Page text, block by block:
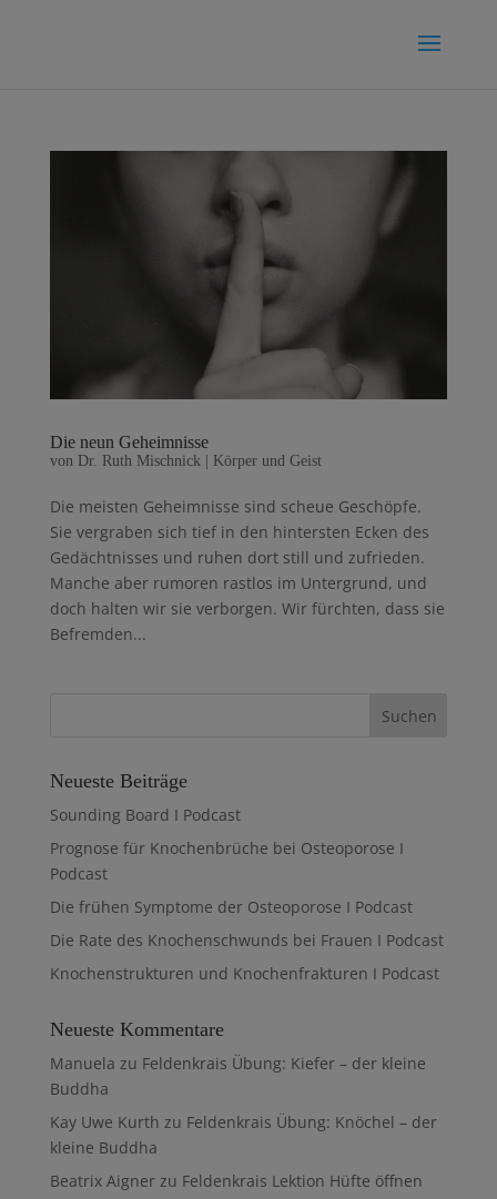
Die neun Geheimnisse
von Dr. Ruth Mischnick| Körper und Geist
Die meisten Geheimnisse sind scheue Geschöpfe.
Sie vergraben sich tief in den hintersten Ecken des
Gedächtnisses und ruhen dort still und zufrieden.
Manche aber rumoren rastlos im Untergrund, und
doch halten wir sie verborgen. Wir fürchten, dass sie
Befremden...
Neueste Beiträge
Sounding Board I Podcast
Prognose für Knochenbrüche bei Osteoporose I
Podcast
Die frühen Symptome der Osteoporose I Podcast
Die Rate des Knochenschwunds bei Frauen I Podcast
Knochenstrukturen und Knochenfrakturen I Podcast
Neueste Kommentare
Manuela zu Feldenkrais Übung: Kiefer – der kleine
Buddha
Kay Uwe Kurth zu Feldenkrais Übung: Knöchel – der
kleine Buddha
Beatrix Aignerzu Feldenkrais Lektion Hüfte öffnen